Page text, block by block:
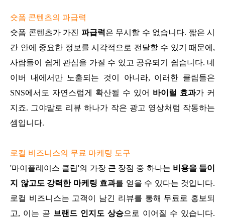
숏폼 콘텐츠의 파급력
숏폼 콘텐츠가 가진 파급력은 무시할 수 없습니다. 짧은 시
간 안에 중요한 정보를 시각적으로 전달할 수 있기 때문에,
사람들이 쉽게 관심을 가질 수 있고 공유되기 쉽습니다. 네
이버 내에서만 노출되는 것이 아니라, 이러한 클립들은
SNS에서도 자연스럽게 확산될 수 있어 바이럴 효과가 커
지죠. 그야말로 리뷰 하나가 작은 광고 영상처럼 작동하는
셈입니다.
로컬 비즈니스의 무료 마케팅 도구
'마이플레이스 클립'의 가장 큰 장점 중 하나는 비용을 들이
지 않고도 강력한 마케팅 효과를 얻을 수 있다는 것입니다.
로컬 비즈니스는 고객이 남긴 리뷰를 통해 무료로 홍보되
고, 이는 곧 브랜드 인지도 상승으로 이어질 수 있습니다.